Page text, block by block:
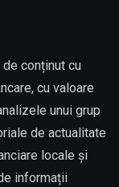
conținut cu
cu valoare
unui grup
de actualitate
locale și
informații